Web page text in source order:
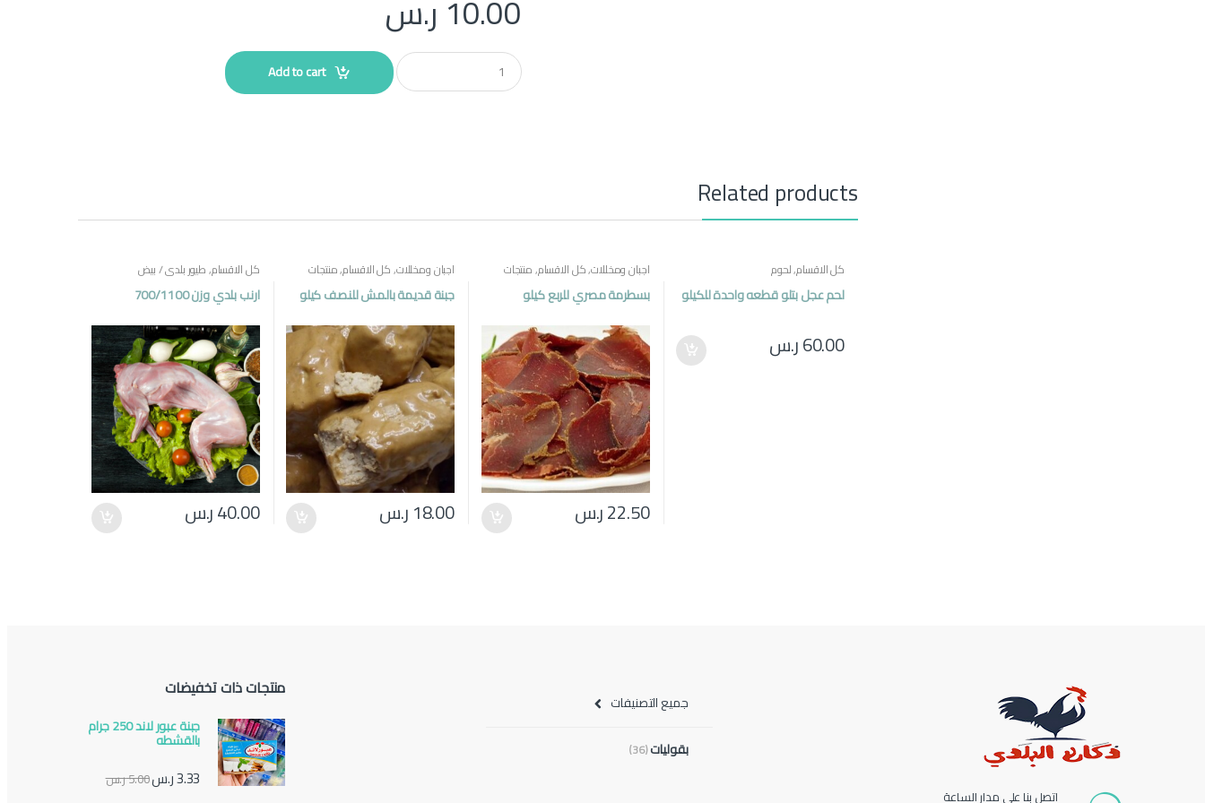
10.00 ر.س
Q
u
a
Add to cart
Related products
كل الاقسام,لحوم
لحم عجل بتلو قطعه واحدة للكيلو
60.00ر.س
اجبان ومخللات,كل الاقسام,منتجات
مصرية
بسطرمة مصري للربع كيلو
22.50ر.س
اجبان ومخللات,كل الاقسام,منتجات
مصرية
جبنة قديمة بالمش للنصف كيلو
18.00ر.س
كل الاقسام,طيور بلدي / بيض
ارنب بلدي وزن 700/1100
40.00ر.س
اتصل بنا على مدار الساعة
جميع التصنيفات
بقوليات(36)
منتجات ذات تخفيضات
جبنة عبور لاند 250 جرام
بالقشطه
3.33ر.س5.00ر.س